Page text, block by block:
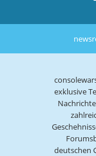
news
exklusive
deutschen